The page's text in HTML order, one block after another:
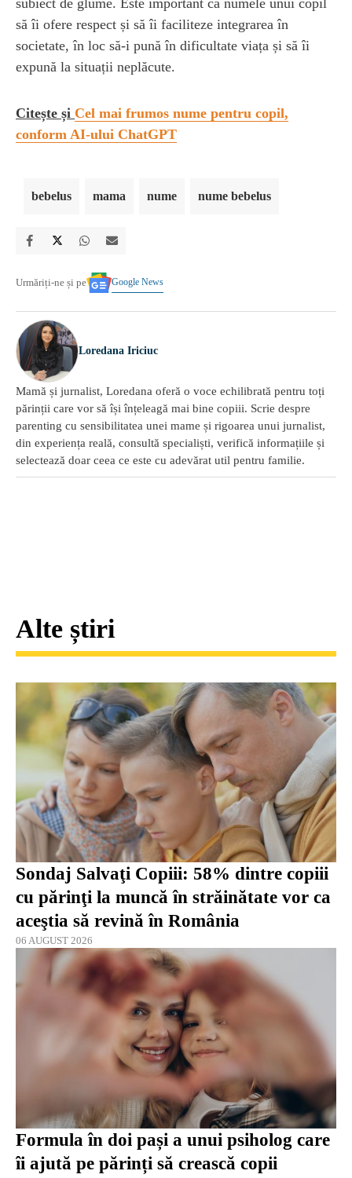
să îi ofere respect și să îi faciliteze integrarea în
societate, în loc să-i pună în dificultate viața și să îi
expună la situații neplăcute.
Citește și Cel mai frumos nume pentru copil,
conform AI-ului ChatGPT
bebelus mama nume nume bebelus
Urmăriți-ne și pe Google News
Loredana Iriciuc
Mamă și jurnalist, Loredana oferă o voce echilibrată pentru toți
părinții care vor să își înțeleagă mai bine copiii. Scrie despre
parenting cu sensibilitatea unei mame și rigoarea unui jurnalist,
din experiența reală, consultă specialiști, verifică informațiile și
selectează doar ceea ce este cu adevărat util pentru familie.
Alte știri
Sondaj Salvaţi Copiii: 58% dintre copiii
cu părinţi la muncă în străinătate vor ca
aceştia să revină în România
06 AUGUST 2026
Formula în doi pași a unui psiholog care
îi ajută pe părinți să crească copii